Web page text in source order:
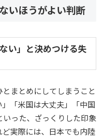
いほうがよい判断
い」と決めつける失
まとめにしてしまうこと
「米国は大丈夫」「中国
った、ざっくりした印象
実際には、日本でも内陸